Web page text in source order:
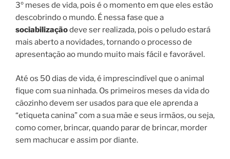
3º meses de vida, pois é o momento em que eles estão
descobrindo o mundo. É nessa fase que a
sociabilizaçãodeve ser realizada, pois o peludo estará
mais aberto a novidades, tornando o processo de
apresentação ao mundo muito mais fácil e favorável.
Até os 50 dias de vida, é imprescindível que o animal
fique com sua ninhada. Os primeiros meses da vida do
cãozinho devem ser usados para que ele aprenda a
“etiqueta canina” com a sua mãe e seus irmãos, ou seja,
como comer, brincar, quando parar de brincar, morder
sem machucar e assim por diante.